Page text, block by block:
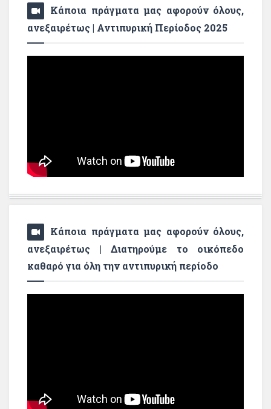
Κάποια πράγματα μας αφορούν όλους,
ανεξαιρέτως | Αντιπυρική Περίοδος 2025
Κάποια πράγματα μας αφορούν όλους,
ανεξαιρέτως | Διατηρούμε το οικόπεδο
καθαρό για όλη την αντιπυρική περίοδο